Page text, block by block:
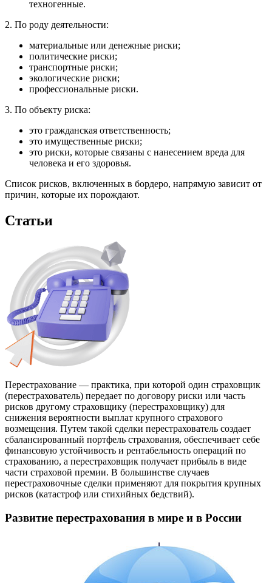
техногенные.
2. По роду деятельности:
материальные или денежные риски;
политические риски;
транспортные риски;
экологические риски;
профессиональные риски.
3. По объекту риска:
это гражданская ответственность;
это имущественные риски;
это риски, которые связаны с нанесением вреда для
человека и его здоровья.
Список рисков, включенных в бордеро, напрямую зависит от
причин, которые их порождают.
Статьи
Перестрахование — практика, при которой один страховщик
(перестрахователь) передает по договору риски или часть
рисков другому страховщику (перестраховщику) для
снижения вероятности выплат крупного страхового
возмещения. Путем такой сделки перестрахователь создает
сбалансированный портфель страхования, обеспечивает себе
финансовую устойчивость и рентабельность операций по
страхованию, а перестраховщик получает прибыль в виде
части страховой премии. В большинстве случаев
перестраховочные сделки применяют для покрытия крупных
рисков (катастроф или стихийных бедствий).
Развитие перестрахования в мире и в России